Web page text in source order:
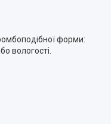
форми:
вологості.